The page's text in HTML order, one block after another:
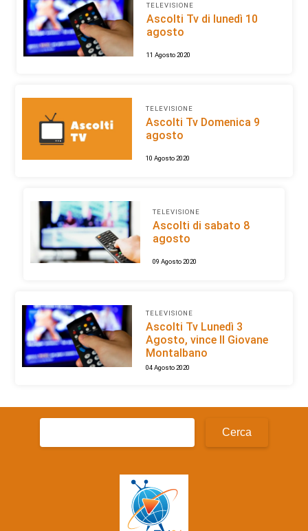
TELEVISIONE
Ascolti Tv di lunedì 10
agosto
11 Agosto 2020
TELEVISIONE
Ascolti Tv Domenica 9
agosto
10 Agosto 2020
TELEVISIONE
Ascolti di sabato 8
agosto
09 Agosto 2020
TELEVISIONE
Ascolti Tv Lunedì 3
Agosto, vince Il Giovane
Montalbano
04 Agosto 2020
Ricerca